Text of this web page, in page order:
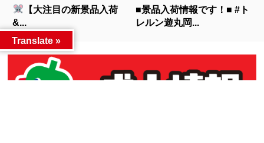
【大注目の新景品入荷
&...
■景品入荷情報です！■ #ト
レルン遊丸岡...
Translate »